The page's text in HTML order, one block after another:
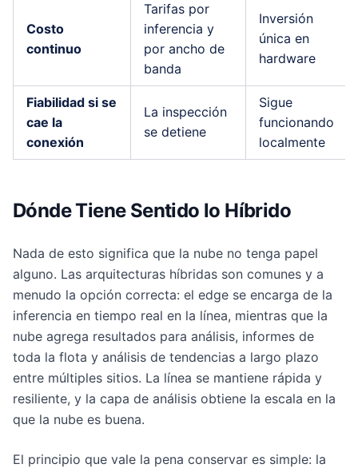
Costo
continuo
Tarifas por
inferencia y
por ancho de
banda
Inversión
única en
hardware
Fiabilidad si se
cae la
conexión
La inspección
se detiene
Sigue
funcionando
localmente
Dónde Tiene Sentido lo Híbrido
Nada de esto significa que la nube no tenga papel
alguno. Las arquitecturas híbridas son comunes y a
menudo la opción correcta: el edge se encarga de la
inferencia en tiempo real en la línea, mientras que la
nube agrega resultados para análisis, informes de
toda la flota y análisis de tendencias a largo plazo
entre múltiples sitios. La línea se mantiene rápida y
resiliente, y la capa de análisis obtiene la escala en la
que la nube es buena.
El principio que vale la pena conservar es simple: la